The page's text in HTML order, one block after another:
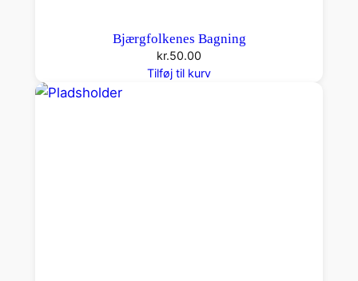
Bjærgfolkenes Bagning
kr.50.00
Tilføj til kurv